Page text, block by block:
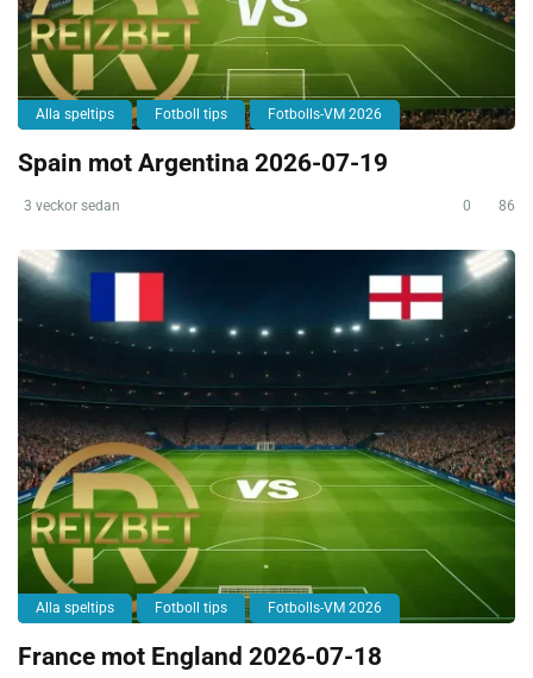
Alla speltips Fotboll tips Fotbolls-VM 2026
Spain mot Argentina 2026-07-19
3 veckor sedan 0 86
Alla speltips Fotboll tips Fotbolls-VM 2026
France mot England 2026-07-18